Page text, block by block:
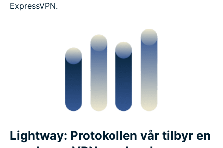
ExpressVPN.
Lightway: Protokollen vår tilbyr en